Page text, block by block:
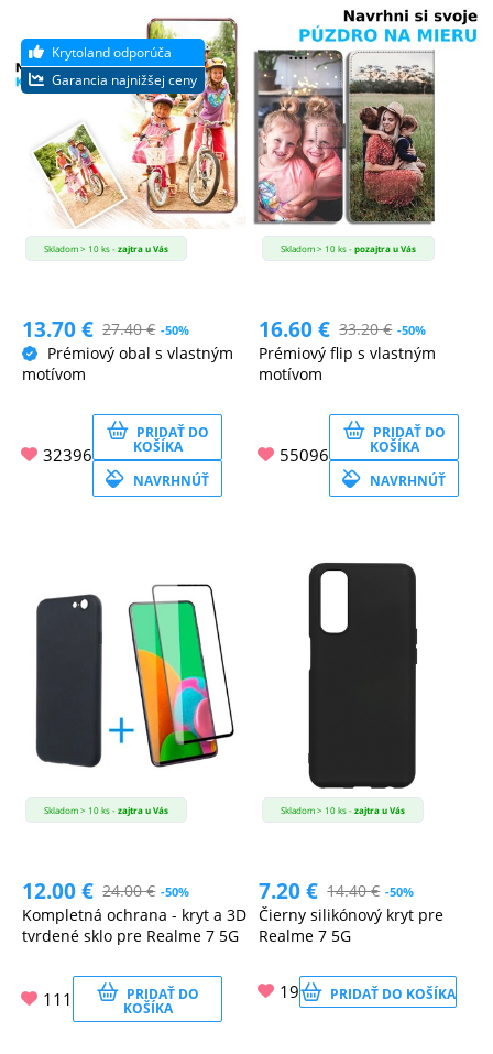
Skladom > 10 ks -zajtra u Vás
13.70€ 27.40€ -50%
Prémiový obal s vlastným
motívom
32396
PRIDAŤ DO
KOŠÍKA
NAVRHNÚŤ
Skladom > 10 ks -pozajtra u Vás
16.60€ 33.20€ -50%
Prémiový flip s vlastným
motívom
55096
PRIDAŤ DO
KOŠÍKA
NAVRHNÚŤ
Skladom > 10 ks -zajtra u Vás
12.00€ 24.00€ -50%
Kompletná ochrana - kryt a 3D
tvrdené sklo pre Realme 7 5G
111 PRIDAŤ DO
KOŠÍKA
Skladom > 10 ks -zajtra u Vás
7.20€ 14.40€ -50%
Čierny silikónový kryt pre
Realme 7 5G
19 PRIDAŤ DO KOŠÍKA